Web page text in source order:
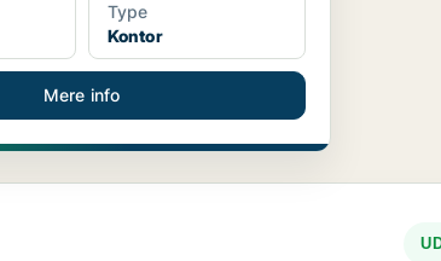
Type
Kontor
Mere info